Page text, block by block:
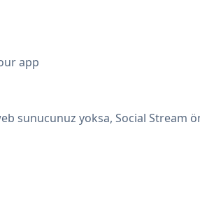
app
sunucunuz yoksa, Social